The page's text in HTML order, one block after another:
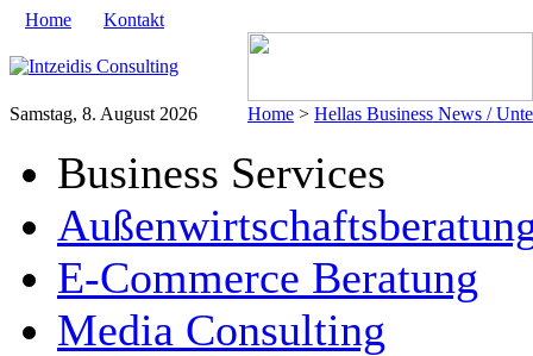
Home Kontakt
Samstag, 8. August 2026 Home > Hellas Business News /
Business Services
E-Commerce Beratung
Media Consulting